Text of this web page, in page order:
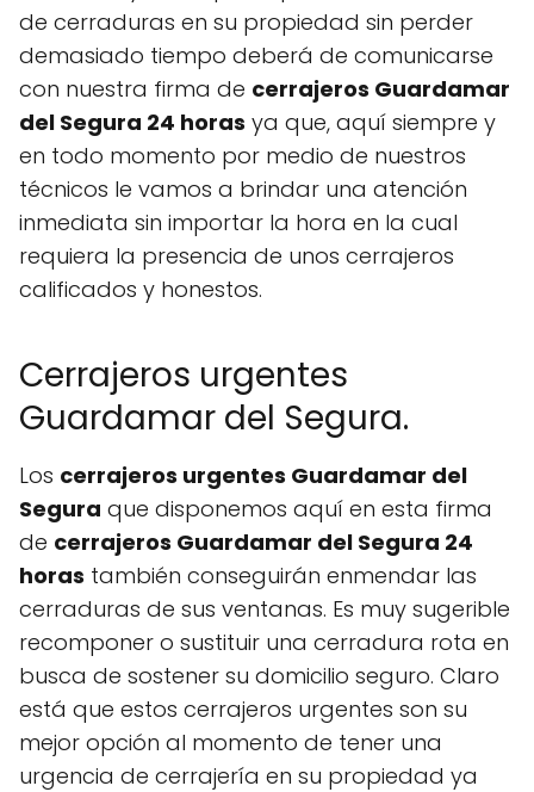
de cerraduras en su propiedad sin perder
demasiado tiempo deberá de comunicarse
con nuestra firma de cerrajeros Guardamar
del Segura 24 horas ya que, aquí siempre y
en todo momento por medio de nuestros
técnicos le vamos a brindar una atención
inmediata sin importar la hora en la cual
requiera la presencia de unos cerrajeros
calificados y honestos.
Cerrajeros urgentes
Guardamar del Segura.
Los cerrajeros urgentes Guardamar del
Segura que disponemos aquí en esta firma
de cerrajeros Guardamar del Segura 24
horas también conseguirán enmendar las
cerraduras de sus ventanas. Es muy sugerible
recomponer o sustituir una cerradura rota en
busca de sostener su domicilio seguro. Claro
está que estos cerrajeros urgentes son su
mejor opción al momento de tener una
urgencia de cerrajería en su propiedad ya